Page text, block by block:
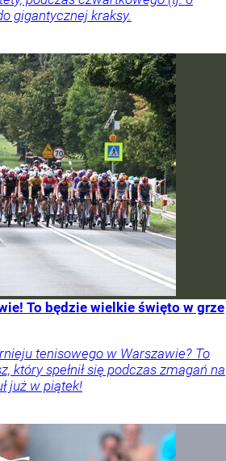
gigantycznej kraksy.
To będzie wielkie święto w grze
tenisowego w Warszawie? To
który spełnił się podczas zmagań na
już w piątek!